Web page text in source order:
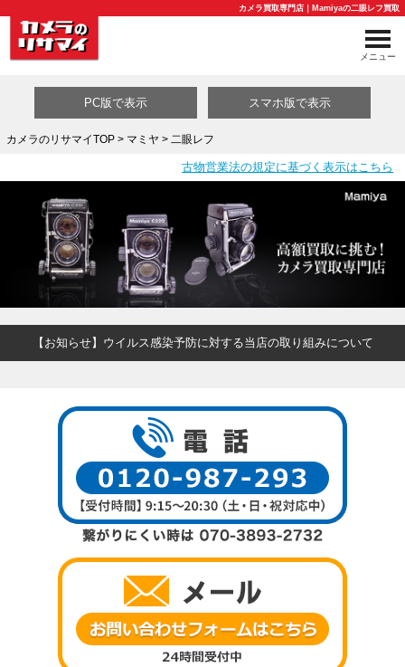
カメラ買取専門店｜Mamiyaの二眼レフ買取
メニュー
買取カテゴリ一覧
PC版で表示 スマホ版で表示
カメラのリサマイTOP> マミヤ > 二眼レフ
古物営業法の規定に基づく表示はこちら
【お知らせ】ウイルス感染予防に対する当店の取り組みについて